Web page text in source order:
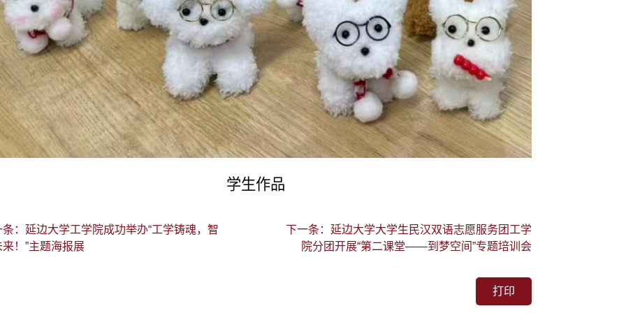
学生作品
条：延边大学工学院成功举办“工学铸魂，智
来！”主题海报展
下一条：延边大学大学生民汉双语志愿服务团工学
院分团开展“第二课堂——到梦空间”专题培训会
打印